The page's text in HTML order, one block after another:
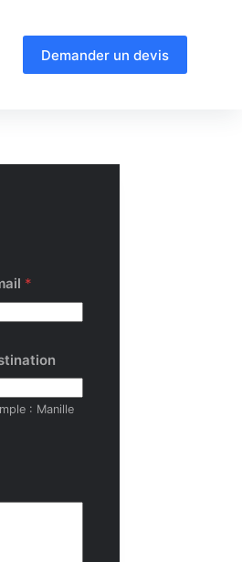
Demander un devis
*
: Manille